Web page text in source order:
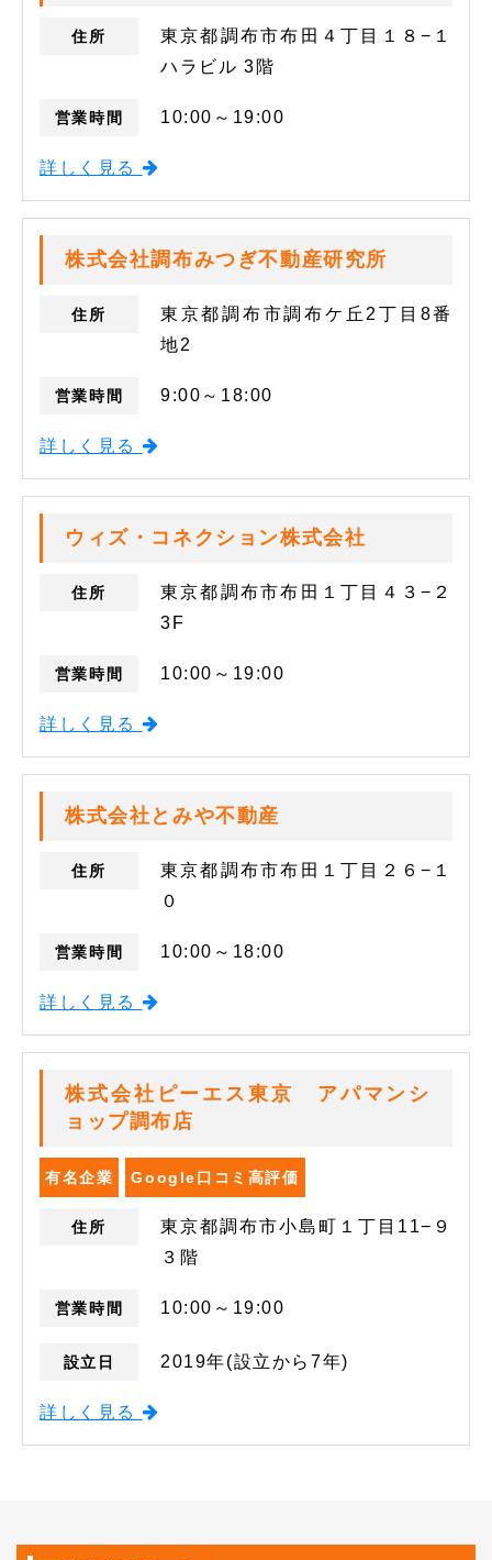
住所
東京都調布市布田４丁目１８−１
ハラビル 3階
営業時間 10:00～19:00
詳しく見る
株式会社調布みつぎ不動産研究所
住所
東京都調布市調布ケ丘2丁目8番
地2
営業時間 9:00～18:00
詳しく見る
ウィズ・コネクション株式会社
住所
東京都調布市布田１丁目４３−２
3F
営業時間 10:00～19:00
詳しく見る
株式会社とみや不動産
住所
東京都調布市布田１丁目２６−１
０
営業時間 10:00～18:00
詳しく見る
株式会社ピーエス東京 アパマンシ
ョップ調布店
有名企業 Google口コミ高評価
住所
東京都調布市小島町１丁目11−９
３階
営業時間 10:00～19:00
設立日 2019年(設立から7年)
詳しく見る